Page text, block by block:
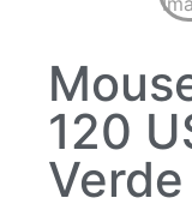
120
Verde